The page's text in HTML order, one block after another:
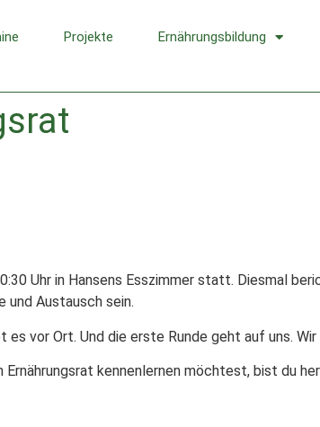
Projekte Ernährungsbildung
Uhr in Hansens Esszimmer statt. Diesmal
und Austausch sein.
vor Ort. Und die erste Runde geht auf uns.
kennenlernen möchtest, bist du